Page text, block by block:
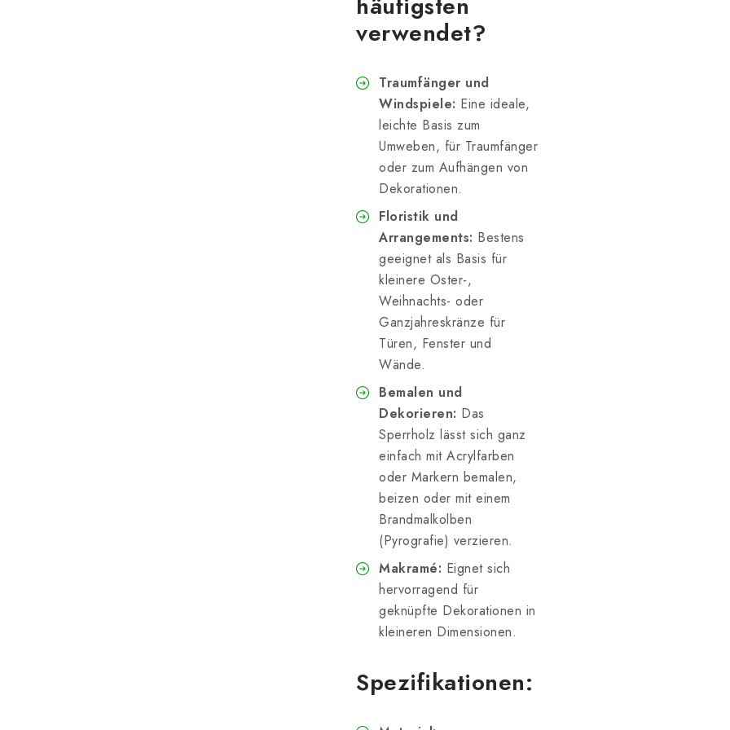
verwendet?
Traumfänger und
Windspiele: Eine ideale,
leichte Basis zum
Umweben, für Traumfänger
oder zum Aufhängen von
Dekorationen.
Floristik und
Arrangements: Bestens
geeignet als Basis für
kleinere Oster-,
Weihnachts- oder
Ganzjahreskränze für
Türen, Fenster und
Wände.
Bemalen und
Dekorieren: Das
Sperrholz lässt sich ganz
einfach mit Acrylfarben
oder Markern bemalen,
beizen oder mit einem
Brandmalkolben
(Pyrografie) verzieren.
Makramé: Eignet sich
hervorragend für
geknüpfte Dekorationen in
kleineren Dimensionen.
Spezifikationen: